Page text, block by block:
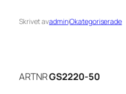
Skrivet avadminiOkategoriserade
ARTNRGS2220-50